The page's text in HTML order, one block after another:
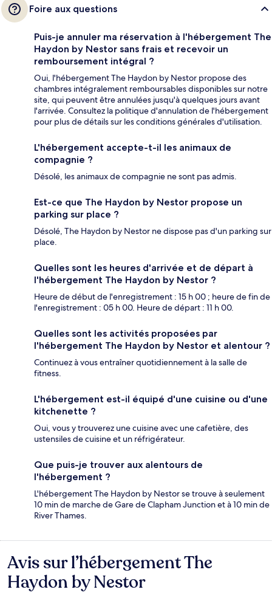
Foire aux questions
Puis-je annuler ma réservation à l'hébergement The
Haydon by Nestor sans frais et recevoir un
remboursement intégral ?
Oui, l'hébergement The Haydon by Nestor propose des
chambres intégralement remboursables disponibles sur notre
site, qui peuvent être annulées jusqu'à quelques jours avant
l'arrivée. Consultez la politique d'annulation de l'hébergement
pour plus de détails sur les conditions générales d'utilisation.
L'hébergement accepte-t-il les animaux de
compagnie ?
Désolé, les animaux de compagnie ne sont pas admis.
Est-ce que The Haydon by Nestor propose un
parking sur place ?
Désolé, The Haydon by Nestor ne dispose pas d'un parking sur
place.
Quelles sont les heures d'arrivée et de départ à
l'hébergement The Haydon by Nestor ?
Heure de début de l'enregistrement : 15 h 00 ; heure de fin de
l'enregistrement : 05 h 00. Heure de départ : 11 h 00.
Quelles sont les activités proposées par
l'hébergement The Haydon by Nestor et alentour ?
Continuez à vous entraîner quotidiennement à la salle de
fitness.
L'hébergement est-il équipé d'une cuisine ou d'une
kitchenette ?
Oui, vous y trouverez une cuisine avec une cafetière, des
ustensiles de cuisine et un réfrigérateur.
Que puis-je trouver aux alentours de
l'hébergement ?
L'hébergement The Haydon by Nestor se trouve à seulement
10 min de marche de Gare de Clapham Junction et à 10 min de
River Thames.
Avis
Avis sur l’hébergement The
Haydon by Nestor